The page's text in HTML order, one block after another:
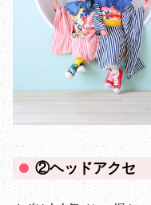
②ヘッドアクセ